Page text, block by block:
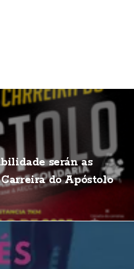
serán as
do Apóstolo